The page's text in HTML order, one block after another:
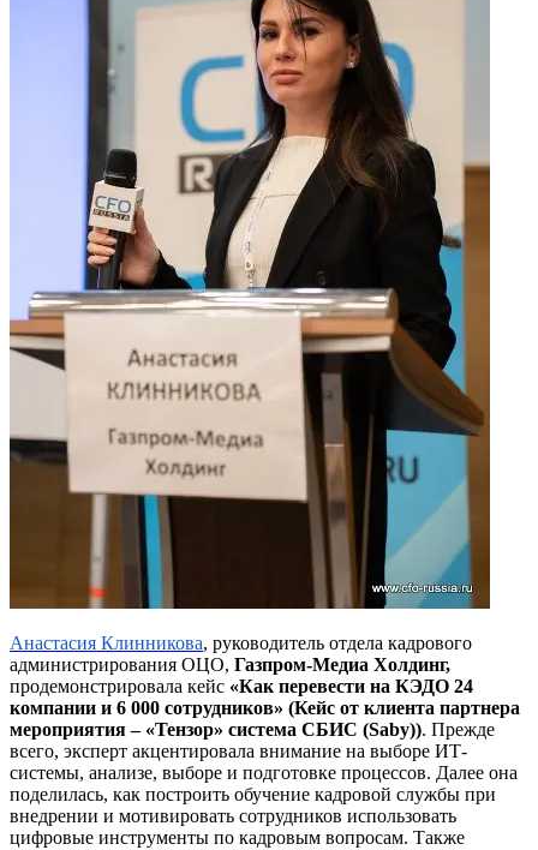
Анастасия Клинникова, руководитель отдела кадрового
администрирования ОЦО, Газпром-Медиа Холдинг,
продемонстрировала кейс «Как перевести на КЭДО 24
компании и 6 000 сотрудников» (Кейс от клиента партнера
мероприятия – «Тензор» система СБИС (Saby)). Прежде
всего, эксперт акцентировала внимание на выборе ИТ-
системы, анализе, выборе и подготовке процессов. Далее она
поделилась, как построить обучение кадровой службы при
внедрении и мотивировать сотрудников использовать
цифровые инструменты по кадровым вопросам. Также